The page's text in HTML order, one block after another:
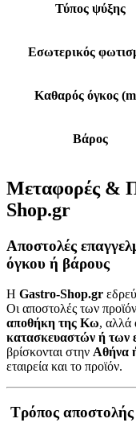
Τύπος ψύξης
Εσωτερικός
Καθαρός όγκος
Βάρος
Μεταφορές &
Shop.gr
Αποστολές
όγκου ή βάρους
Η Gastro-Shop.gr
Οι αποστολές των
αποθήκη της Κω, αλλά
κατασκευαστών ή των
βρίσκονται στην Αθήνα
εταιρεία και το προϊόν.
Τρόπος αποστολής